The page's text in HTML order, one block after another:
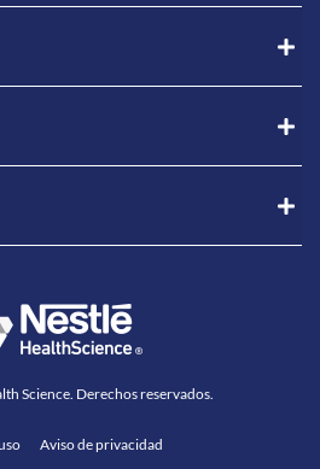
Science. Derechos reservados.
Aviso de privacidad